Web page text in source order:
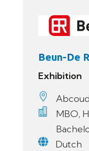
Beun-De
Exhibition


MBO,
 Dutch